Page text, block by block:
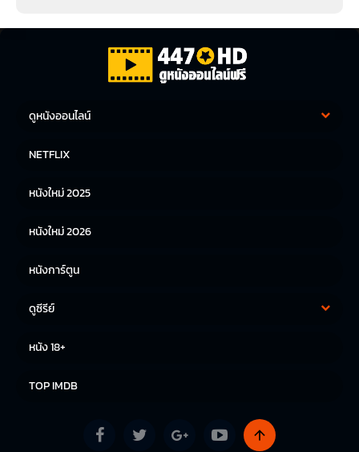
ดูหนังออนไลน์
หนังญี่ปุ่น
NETFLIX
หนังใหม่ 2025
หนังใหม่ 2026
หนังการ์ตูน
ดูซีรีย์
หนัง 18+
TOP IMDB